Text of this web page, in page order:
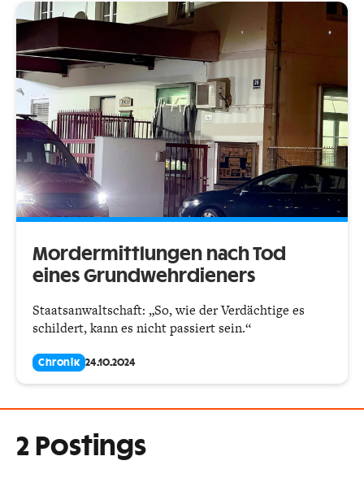
Mordermittlungen nach Tod
eines Grundwehrdieners
Staatsanwaltschaft: „So, wie der Verdächtige es
schildert, kann es nicht passiert sein.“
Chronik 24.10.2024
2 Postings